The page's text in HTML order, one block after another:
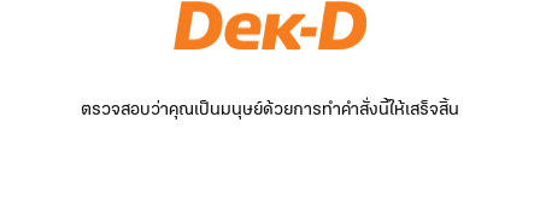
ตรวจสอบว่าคุณเป็นมนุษย์ด้วยการทำคำสั่งนี้ให้เสร็จสิ้น